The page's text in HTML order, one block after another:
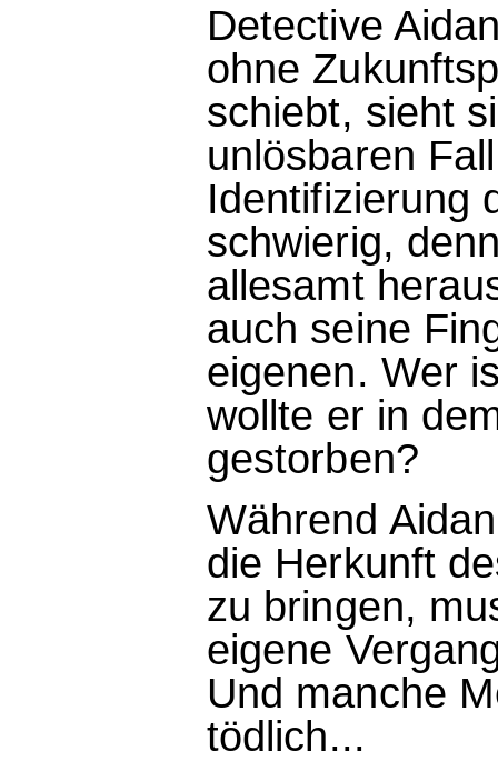
Detective
ohne
schiebt, sieht
unlösbaren
Identifizierung
schwierig,
allesamt
auch seine
eigenen. Wer
wollte er in
gestorben?
Während
die Herkunft
zu bringen,
eigene
Und manche
tödlich...